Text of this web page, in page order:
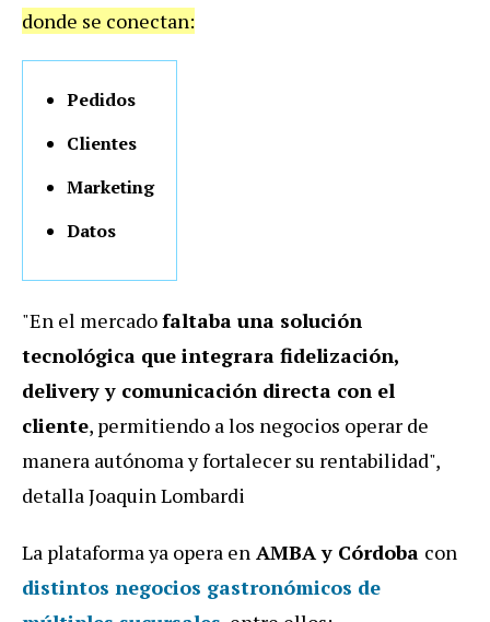
donde se conectan:
Pedidos
Clientes
Marketing
Datos
"En el mercadofaltaba una solución
tecnológica que integrara fidelización,
delivery y comunicación directa con el
cliente, permitiendo a los negocios operar de
manera autónoma y fortalecer su rentabilidad",
detalla Joaquin Lombardi
La plataforma ya opera en AMBA y Córdoba con
distintos negocios gastronómicos de